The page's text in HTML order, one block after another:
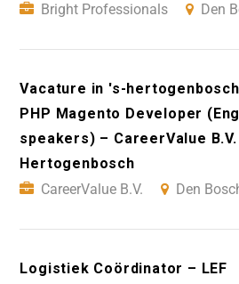
Bright Professionals
Den
Vacature in 's-
PHP Magento Developer
speakers) – CareerValue
Hertogenbosch
CareerValue B.V.
Den
Logistiek Coördinator – LEF